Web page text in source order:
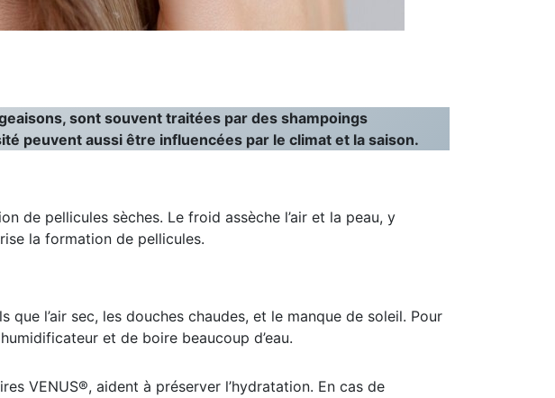
sont souvent traitées par des shampoings
peuvent aussi être influencées par le climat et la saison.
de pellicules sèches. Le froid assèche l’air et la peau, y
la formation de pellicules.
l’air sec, les douches chaudes, et le manque de soleil. Pour
et de boire beaucoup d’eau.
VENUS®, aident à préserver l’hydratation. En cas de